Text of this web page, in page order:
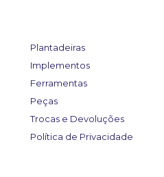
Plantadeiras
Implementos
Ferramentas
Peças
Trocas e Devoluções
Política de Privacidade